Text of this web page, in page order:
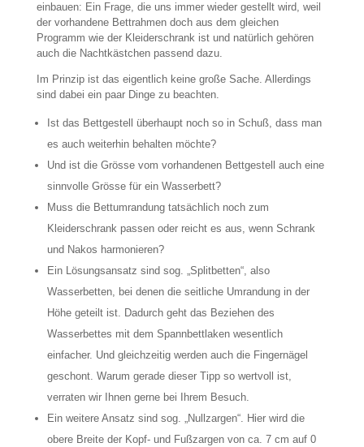
einbauen: Ein Frage, die uns immer wieder gestellt wird, weil
der vorhandene Bettrahmen doch aus dem gleichen
Programm wie der Kleiderschrank ist und natürlich gehören
auch die Nachtkästchen passend dazu.
Im Prinzip ist das eigentlich keine große Sache. Allerdings
sind dabei ein paar Dinge zu beachten.
Ist das Bettgestell überhaupt noch so in Schuß, dass man
es auch weiterhin behalten möchte?
Und ist die Grösse vom vorhandenen Bettgestell auch eine
sinnvolle Grösse für ein Wasserbett?
Muss die Bettumrandung tatsächlich noch zum
Kleiderschrank passen oder reicht es aus, wenn Schrank
und Nakos harmonieren?
Ein Lösungsansatz sind sog. „Splitbetten“, also
Wasserbetten, bei denen die seitliche Umrandung in der
Höhe geteilt ist. Dadurch geht das Beziehen des
Wasserbettes mit dem Spannbettlaken wesentlich
einfacher. Und gleichzeitig werden auch die Fingernägel
geschont. Warum gerade dieser Tipp so wertvoll ist,
verraten wir Ihnen gerne bei Ihrem Besuch.
Ein weitere Ansatz sind sog. „Nullzargen“. Hier wird die
obere Breite der Kopf- und Fußzargen von ca. 7 cm auf 0